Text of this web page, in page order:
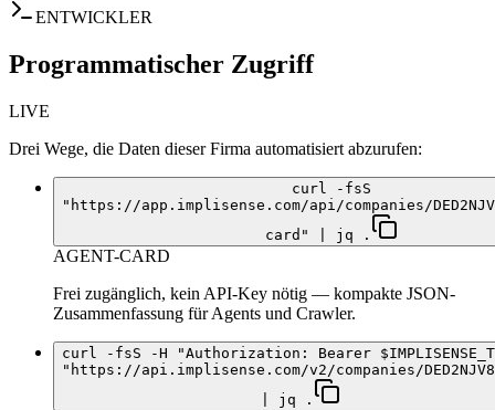
ENTWICKLER
Programmatischer Zugriff
LIVE
Drei Wege, die Daten dieser Firma automatisiert abzurufen:
curl -fsS
"https://app.implisense.com/api/companies/
card" | jq .
AGENT-CARD
Frei zugänglich, kein API-Key nötig — kompakte JSON-
Zusammenfassung für Agents und Crawler.
curl -fsS -H "Authorization: Bearer
"https://api.implisense.com/v2/companies/
| jq .